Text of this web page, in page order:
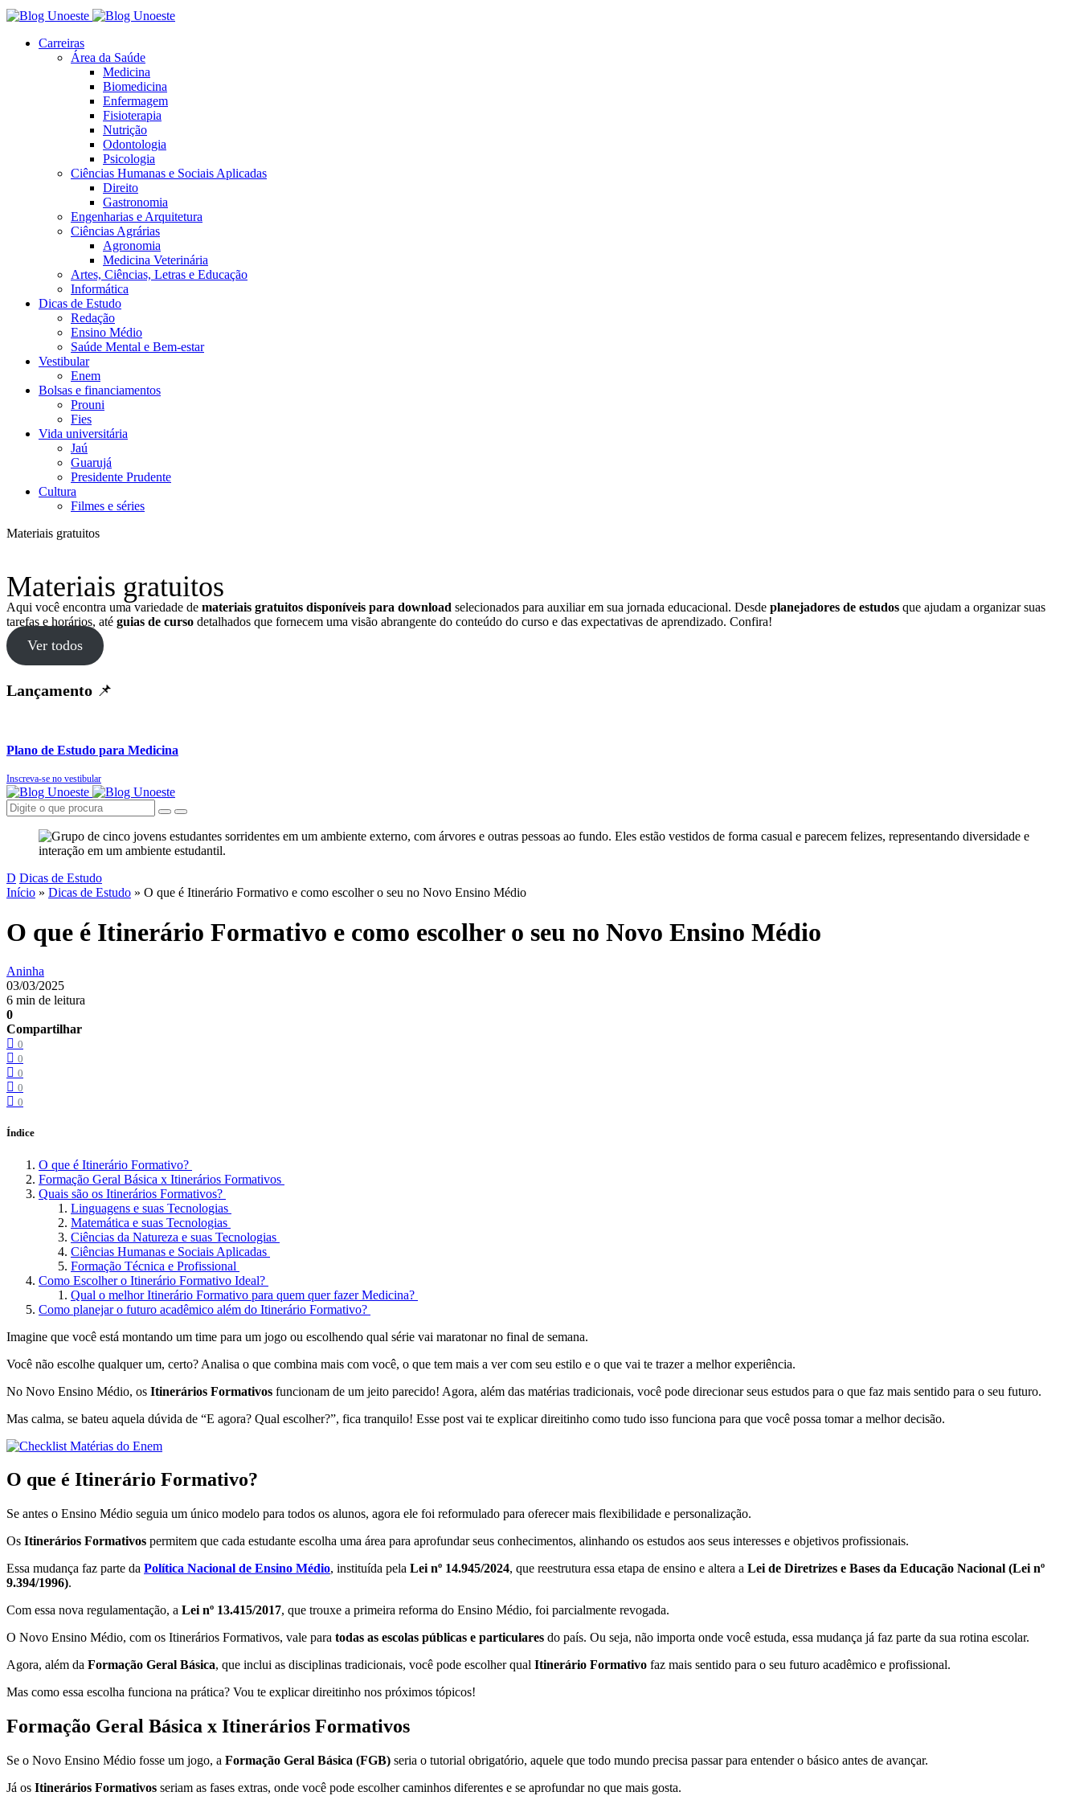
Carreiras
Área da Saúde
Medicina
Biomedicina
Enfermagem
Fisioterapia
Nutrição
Odontologia
Psicologia
Ciências Humanas e Sociais Aplicadas
Direito
Gastronomia
Engenharias e Arquitetura
Ciências Agrárias
Agronomia
Medicina Veterinária
Artes, Ciências, Letras e Educação
Informática
Dicas de Estudo
Redação
Ensino Médio
Saúde Mental e Bem-estar
Vestibular
Enem
Bolsas e financiamentos
Prouni
Fies
Vida universitária
Jaú
Guarujá
Presidente Prudente
Cultura
Filmes e séries
Materiais gratuitos
Materiais gratuitos
Aqui você encontra uma variedade de materiais gratuitos disponíveis para download selecionados para auxiliar em sua jornada educacional. Desde planejadores de estudos que ajudam a organizar suas
tarefas e horários, até guias de curso detalhados que fornecem uma visão abrangente do conteúdo do curso e das expectativas de aprendizado. Confira!
Ver todos
Lançamento 📌
Plano de Estudo para Medicina
Inscreva-se no vestibular
D Dicas de Estudo
Início » Dicas de Estudo » O que é Itinerário Formativo e como escolher o seu no Novo Ensino Médio
O que é Itinerário Formativo e como escolher o seu no Novo Ensino Médio
Aninha
03/03/2025
6 min de leitura
0
Compartilhar
0
0
0
0
0
Índice
O que é Itinerário Formativo?
Formação Geral Básica x Itinerários Formativos
Quais são os Itinerários Formativos?
Linguagens e suas Tecnologias
Matemática e suas Tecnologias
Ciências da Natureza e suas Tecnologias
Ciências Humanas e Sociais Aplicadas
Formação Técnica e Profissional
Como Escolher o Itinerário Formativo Ideal?
Qual o melhor Itinerário Formativo para quem quer fazer Medicina?
Como planejar o futuro acadêmico além do Itinerário Formativo?
Imagine que você está montando um time para um jogo ou escolhendo qual série vai maratonar no final de semana.
Você não escolhe qualquer um, certo? Analisa o que combina mais com você, o que tem mais a ver com seu estilo e o que vai te trazer a melhor experiência.
No Novo Ensino Médio, os Itinerários Formativos funcionam de um jeito parecido! Agora, além das matérias tradicionais, você pode direcionar seus estudos para o que faz mais sentido para o seu futuro.
Mas calma, se bateu aquela dúvida de “E agora? Qual escolher?”, fica tranquilo! Esse post vai te explicar direitinho como tudo isso funciona para que você possa tomar a melhor decisão.
O que é Itinerário Formativo?
Se antes o Ensino Médio seguia um único modelo para todos os alunos, agora ele foi reformulado para oferecer mais flexibilidade e personalização.
Os Itinerários Formativos permitem que cada estudante escolha uma área para aprofundar seus conhecimentos, alinhando os estudos aos seus interesses e objetivos profissionais.
Essa mudança faz parte da Política Nacional de Ensino Médio, instituída pela Lei nº 14.945/2024, que reestrutura essa etapa de ensino e altera a Lei de Diretrizes e Bases da Educação Nacional (Lei nº
9.394/1996).
Com essa nova regulamentação, a Lei nº 13.415/2017, que trouxe a primeira reforma do Ensino Médio, foi parcialmente revogada.
O Novo Ensino Médio, com os Itinerários Formativos, vale para todas as escolas públicas e particulares do país. Ou seja, não importa onde você estuda, essa mudança já faz parte da sua rotina escolar.
Agora, além da Formação Geral Básica, que inclui as disciplinas tradicionais, você pode escolher qual Itinerário Formativo faz mais sentido para o seu futuro acadêmico e profissional.
Mas como essa escolha funciona na prática? Vou te explicar direitinho nos próximos tópicos!
Formação Geral Básica x Itinerários Formativos
Se o Novo Ensino Médio fosse um jogo, a Formação Geral Básica (FGB) seria o tutorial obrigatório, aquele que todo mundo precisa passar para entender o básico antes de avançar.
Já os Itinerários Formativos seriam as fases extras, onde você pode escolher caminhos diferentes e se aprofundar no que mais gosta.